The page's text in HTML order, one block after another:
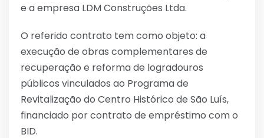
e a empresa LDM Construções Ltda.
O referido contrato tem como objeto: a
execução de obras complementares de
recuperação e reforma de logradouros
públicos vinculados ao Programa de
Revitalização do Centro Histórico de São Luís,
financiado por contrato de empréstimo com o
BID.